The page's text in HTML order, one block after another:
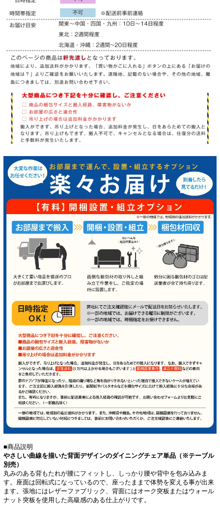
■商品説明
やさしい曲線を描いた背面デザインのダイニングチェア単品（※テーブル
別売）
丸みのある背もたれが腰にフィットし、しっかり腰や背中を包み込みま
す。座面は回転式になっているので、座ったままで体勢を変える事が出来
ます。張地にはレザーファブリック、背面にはオーク突板またはウォール
ナット突板を使用した高級感のある仕上がりです。